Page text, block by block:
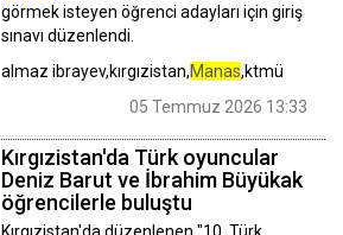
görmek isteyen öğrenci adayları için giriş
sınavı düzenlendi.
almaz ibrayev,kırgızistan,Manas,ktmü
05 Temmuz 2026 13:33
Kırgızistan'da Türk oyuncular
Deniz Barut ve İbrahim Büyükak
öğrencilerle buluştu
Kırgızistan'da düzenlenen "10. Türk